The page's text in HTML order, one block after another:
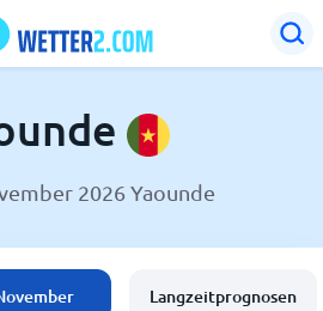
2026 Yaounde
Langzeitprognosen